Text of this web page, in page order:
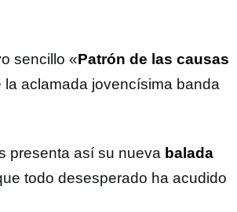
sencillo «Patrón de las causas
aclamada jovencísima banda
presenta así su nueva balada
todo desesperado ha acudido